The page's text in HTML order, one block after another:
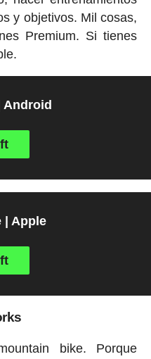
y objetivos. Mil cosas,
Premium. Si tienes
Android
| Apple
bike. Porque